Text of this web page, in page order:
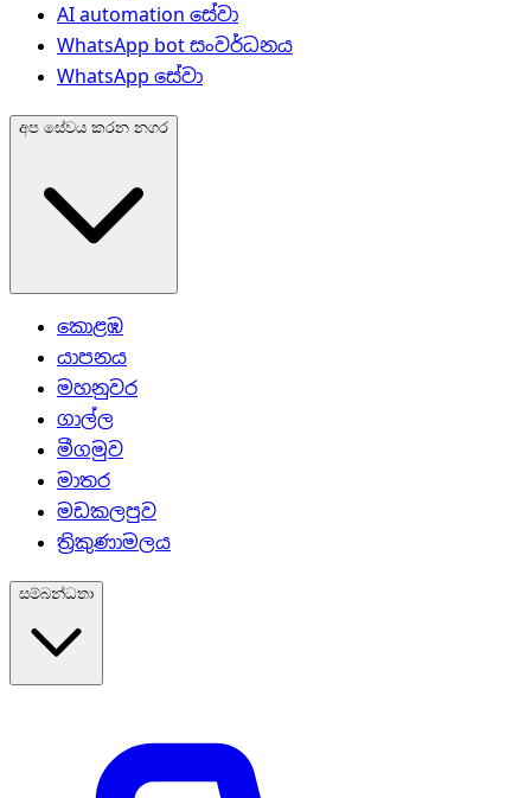
AI automation සේවා
WhatsApp bot සංවර්ධනය
WhatsApp සේවා
අප සේවය කරන නගර
කොළඹ
යාපනය
මහනුවර
ගාල්ල
මීගමුව
මාතර
මඩකලපුව
ත්‍රිකුණාමලය
සම්බන්ධතා